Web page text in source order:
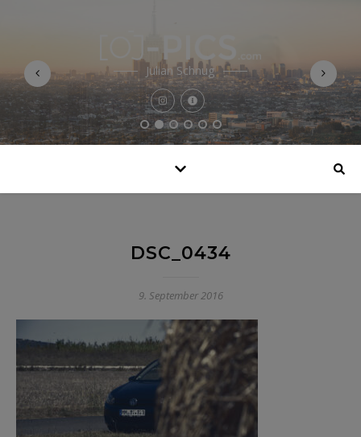
Julian Schnug
DSC_0434
9. September 2016